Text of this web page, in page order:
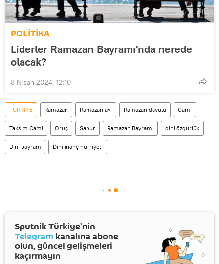
POLİTİKA
Liderler Ramazan Bayramı'nda nerede
olacak?
8 Nisan 2024, 12:10
TÜRKİYE Ramazan Ramazan ayı Ramazan davulu Cami
Taksim Cami Oruç Sahur Ramazan Bayramı dini özgürlük
Dini bayram Dini inanç hürriyeti
Sputnik Türkiye’nin
Telegram kanalına abone
olun, güncel gelişmeleri
kaçırmayın